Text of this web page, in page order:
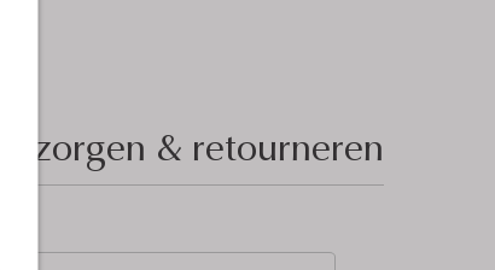
Bezorgen & retourneren